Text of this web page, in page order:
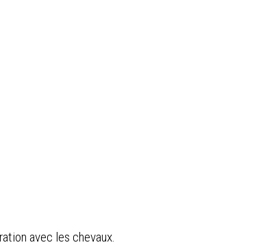
avec les chevaux.